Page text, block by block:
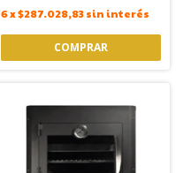
6x$287.028,83 sin interés